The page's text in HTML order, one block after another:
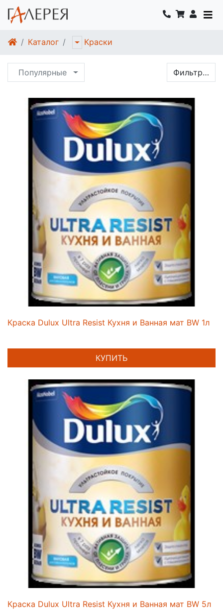
Каталог Краски
Популярные Фильтр…
Краска Dulux Ultra Resist Кухня и Ванная мат BW 1л
КУПИТЬ
Краска Dulux Ultra Resist Кухня и Ванная мат BW 5л